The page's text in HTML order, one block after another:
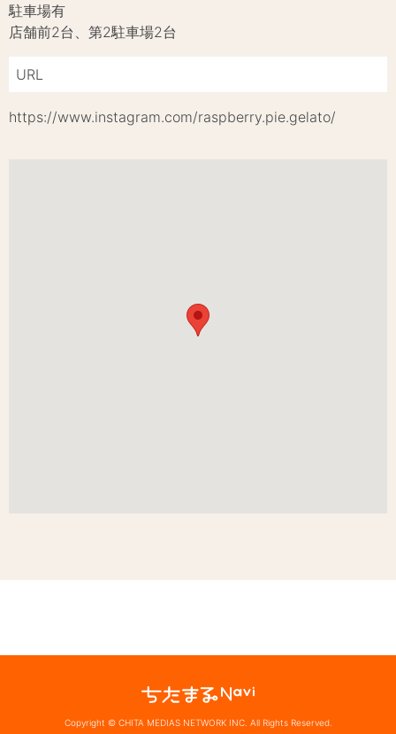
駐車場有
店舗前2台、第2駐車場2台
URL
https://www.instagram.com/raspberry.pie.gelato/
Copyright © CHITA MEDIAS NETWORK INC. All Rights Reserved.